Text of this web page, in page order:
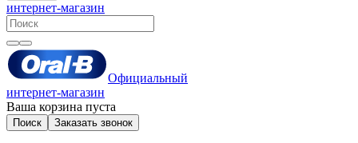
интернет-магазин
Официальный
интернет-магазин
Ваша корзина пуста
Поиск Заказать звонок